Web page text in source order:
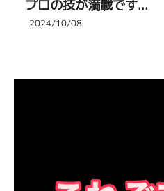
プロの技が満載です...
2024/10/08